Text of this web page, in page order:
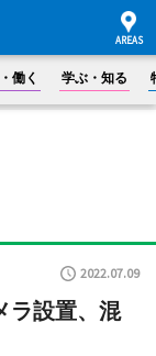
働く 学ぶ・知る
2022.07.09
設置、混